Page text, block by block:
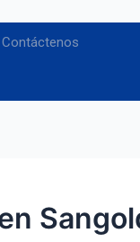
Contáctenos